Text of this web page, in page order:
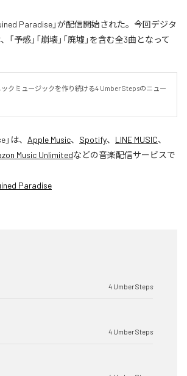
Paradise」が配信開始された。今回デジタ
予感」「崩壊」「廃墟」を含む全3曲となって
クミュージックを作り続ける4 Umber Stepsのニュー
」は、 Apple Music、 Spotify、 LINE MUSIC、
Music Unlimitedなどの音楽配信サービスで
Paradise
4 Umber Steps
4 Umber Steps